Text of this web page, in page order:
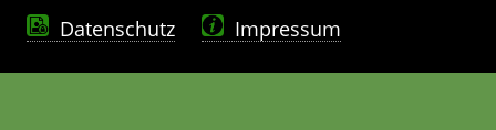
Datenschutz Impressum